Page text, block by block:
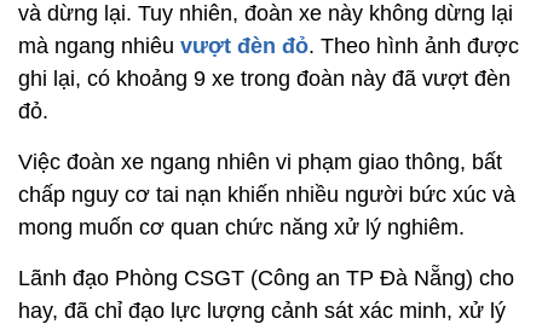
và dừng lại. Tuy nhiên, đoàn xe này không dừng lại
mà ngang nhiêu vượt đèn đỏ. Theo hình ảnh được
ghi lại, có khoảng 9 xe trong đoàn này đã vượt đèn
đỏ.
Việc đoàn xe ngang nhiên vi phạm giao thông, bất
chấp nguy cơ tai nạn khiến nhiều người bức xúc và
mong muốn cơ quan chức năng xử lý nghiêm.
Lãnh đạo Phòng CSGT (Công an TP Đà Nẵng) cho
hay, đã chỉ đạo lực lượng cảnh sát xác minh, xử lý